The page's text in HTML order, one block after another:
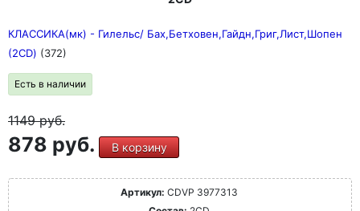
КЛАССИКА(мк) - Гилельс/ Бах,Бетховен,Гайдн,Григ,Лист,Шопен
(2CD) (372)
Есть в наличии
1149руб.
878 руб. В корзину
Артикул: CDVP 3977313